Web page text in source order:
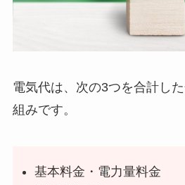
電気代は、次の3つを合計し
組みです。
基本料金・電力量料金